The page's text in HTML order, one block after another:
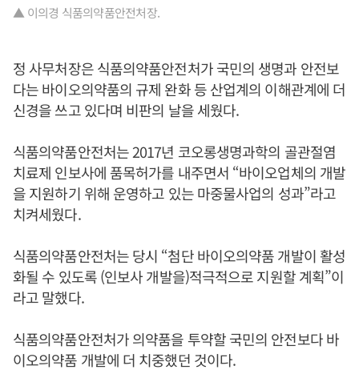
▲ 이의경 식품의약품안전처장.
정 사무처장은 식품의약품안전처가 국민의 생명과 안전보
다는 바이오의약품의 규제 완화 등 산업계의 이해관계에 더
신경을 쓰고 있다며 비판의 날을 세웠다.
식품의약품안전처는 2017년 코오롱생명과학의 골관절염
치료제 인보사에 품목허가를 내주면서 “바이오업체의 개발
을 지원하기 위해 운영하고 있는 마중물사업의 성과”라고
치켜세웠다.
식품의약품안전처는 당시 “첨단 바이오의약품 개발이 활성
화될 수 있도록 (인보사 개발을)적극적으로 지원할 계획”이
라고 말했다.
식품의약품안전처가 의약품을 투약할 국민의 안전보다 바
이오의약품 개발에 더 치중했던 것이다.